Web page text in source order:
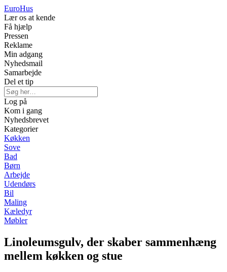
EuroHus
Lær os at kende
Få hjælp
Pressen
Reklame
Min adgang
Nyhedsmail
Samarbejde
Del et tip
Log på
Kom i gang
Nyhedsbrevet
Kategorier
Køkken
Sove
Bad
Børn
Arbejde
Udendørs
Bil
Maling
Kæledyr
Møbler
Linoleumsgulv, der skaber sammenhæng
mellem køkken og stue